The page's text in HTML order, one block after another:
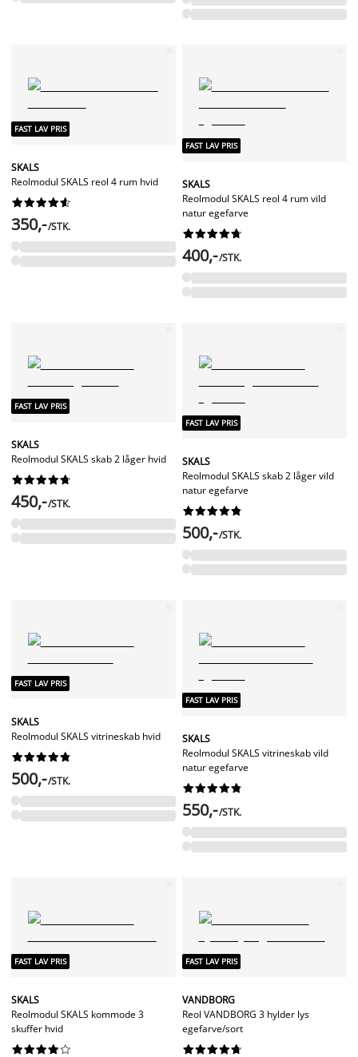
FAST LAV PRIS
SKALS
Reolmodul SKALS reol 4 rum hvid






350,-/STK.
FAST LAV PRIS
SKALS
Reolmodul SKALS reol 4 rum vild
natur egefarve






400,-/STK.
FAST LAV PRIS
SKALS
Reolmodul SKALS skab 2 låger hvid






450,-/STK.
FAST LAV PRIS
SKALS
Reolmodul SKALS skab 2 låger vild
natur egefarve






500,-/STK.
FAST LAV PRIS
SKALS
Reolmodul SKALS vitrineskab hvid






500,-/STK.
FAST LAV PRIS
SKALS
Reolmodul SKALS vitrineskab vild
natur egefarve






550,-/STK.
FAST LAV PRIS
SKALS
Reolmodul SKALS kommode 3
skuffer hvid






FAST LAV PRIS
VANDBORG
Reol VANDBORG 3 hylder lys
egefarve/sort





